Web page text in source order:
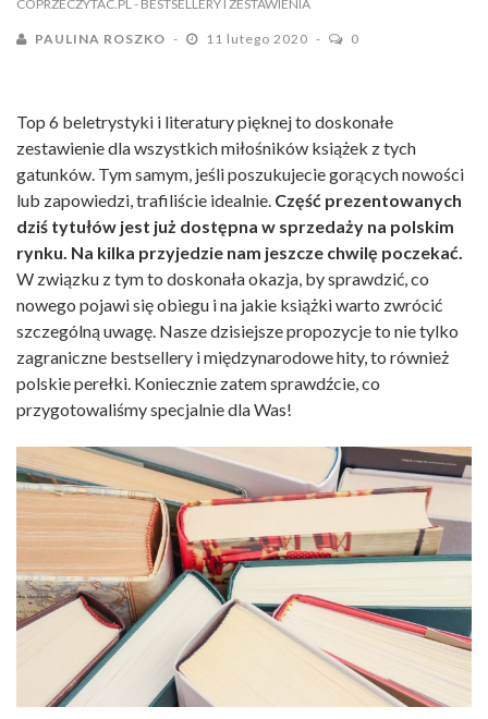
COPRZECZYTAC.PL - BESTSELLERY I ZESTAWIENIA
PAULINA ROSZKO 11 lutego 2020 0
Top 6 beletrystyki i literatury pięknej to doskonałe
zestawienie dla wszystkich miłośników książek z tych
gatunków. Tym samym, jeśli poszukujecie gorących nowości
lub zapowiedzi, trafiliście idealnie. Część prezentowanych
dziś tytułów jest już dostępna w sprzedaży na polskim
rynku. Na kilka przyjedzie nam jeszcze chwilę poczekać.
W związku z tym to doskonała okazja, by sprawdzić, co
nowego pojawi się obiegu i na jakie książki warto zwrócić
szczególną uwagę. Nasze dzisiejsze propozycje to nie tylko
zagraniczne bestsellery i międzynarodowe hity, to również
polskie perełki. Koniecznie zatem sprawdźcie, co
przygotowaliśmy specjalnie dla Was!